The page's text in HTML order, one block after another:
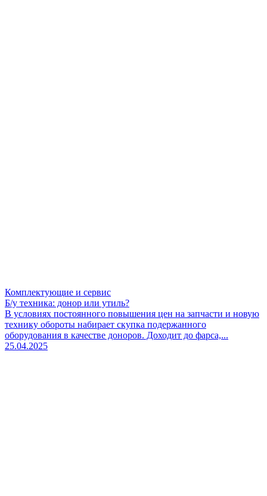
Комплектующие и сервис
Б/у техника: донор или утиль?
В условиях постоянного повышения цен на запчасти и новую
технику обороты набирает скупка подержанного
оборудования в качестве доноров. Доходит до фарса,...
25.04.2025